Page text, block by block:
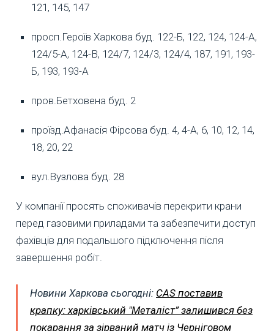
121, 145, 147
просп.Героїв Харкова буд. 122-Б, 122, 124, 124-А,
124/5-А, 124-В, 124/7, 124/3, 124/4, 187, 191, 193-
Б, 193, 193-А
пров.Бетховена буд. 2
проїзд.Афанасія Фірсова буд. 4, 4-А, 6, 10, 12, 14,
18, 20, 22
вул.Вузлова буд. 28
У компанії просять споживачів перекрити крани
перед газовими приладами та забезпечити доступ
фахівців для подальшого підключення після
завершення робіт.
Новини Харкова сьогодні: CAS поставив
крапку: харківський "Металіст” залишився без
покарання за зірваний матч із Черніговом